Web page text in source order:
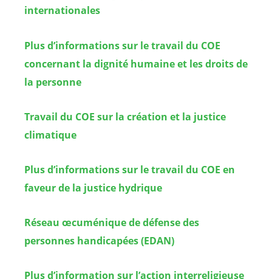
internationales
Plus d’informations sur le travail du COE
concernant la dignité humaine et les droits de
la personne
Travail du COE sur la création et la justice
climatique
Plus d’informations sur le travail du COE en
faveur de la justice hydrique
Réseau œcuménique de défense des
personnes handicapées (EDAN)
Plus d’information sur l’action interreligieuse